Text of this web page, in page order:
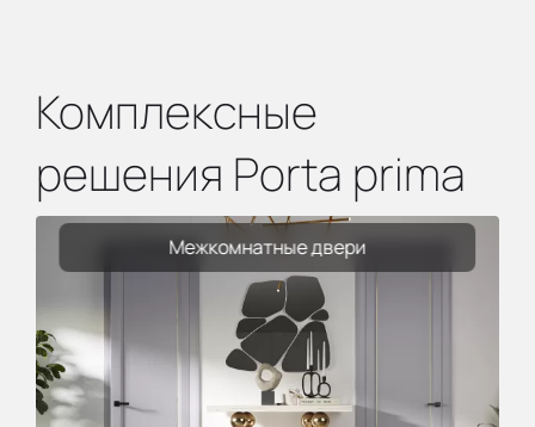
Комплексные
решения Porta prima
Межкомнатные двери